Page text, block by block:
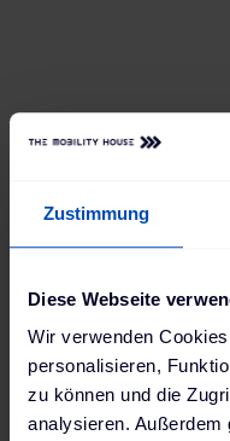
Zustimmung
Diese Webseite
Wir verwenden
personalisieren,
zu können und die
analysieren. Außerdem
Für die
regelmäßig schonend